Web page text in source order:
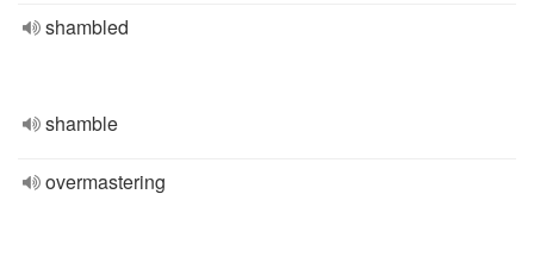
shambled
shamble
overmastering